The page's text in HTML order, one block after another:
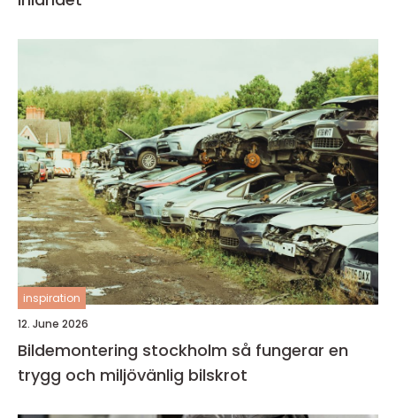
inspiration
12. June 2026
Bildemontering stockholm så fungerar en
trygg och miljövänlig bilskrot